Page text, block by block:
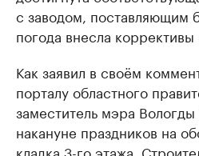
с заводом, поставляющим
погода внесла коррективы
Как заявил в своём
порталу областного
заместитель мэра
накануне праздников на
кладка 3-го этажа.